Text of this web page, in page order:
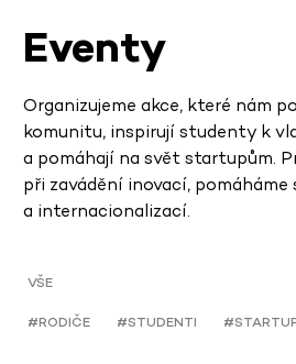
Eventy
Organizujeme akce, které nám
komunitu, inspirují studenty k
a pomáhají na svět startupům.
při zavádění inovací,
a internacionalizací.
VŠE
#RODIČE #STUDENTI